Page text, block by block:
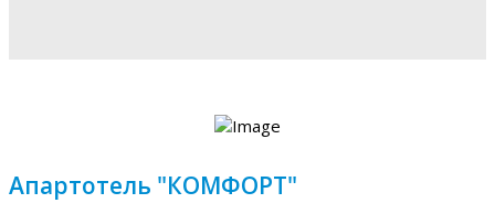
Апартотель "КОМФОРТ"